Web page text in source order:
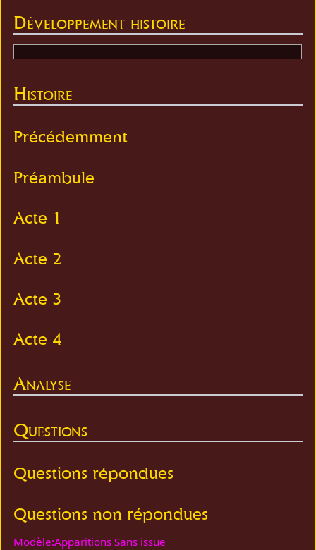
Développement histoire
Histoire
Précédemment
Préambule
Acte 1
Acte 2
Acte 3
Acte 4
Analyse
Questions
Questions répondues
Questions non répondues
Modèle:Apparitions Sans issue